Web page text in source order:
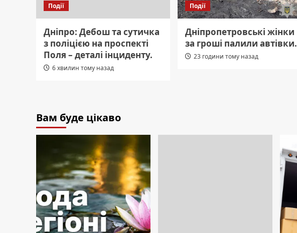
Події
Дніпро: Дебош та сутичка
з поліцією на проспекті
Поля – деталі інциденту.
6 хвилин тому назад
Події
Дніпропетровські жінки
за гроші палили автівки.
23 години тому назад
Вам буде цікаво